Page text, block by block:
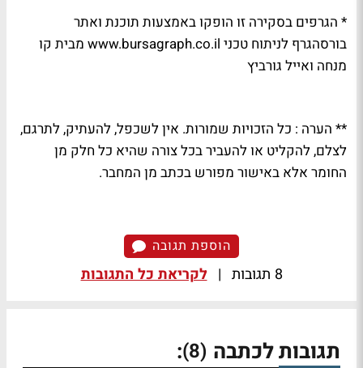
* הגרפים בסקירה זו הופקו באמצעות תוכנת ואתר
בורסהגרף לניתוח טכני www.bursagraph.co.il מבית קו
מנחה ואייל גורביץ
** הערה : כל הזכויות שמורות. אין לשכפל, להעתיק, לתרגם,
לצלם, להקליט או להעביר בכל צורה שהיא כל חלק מן
החומר אלא באישור מפורש בכתב מן המחבר.
הוספת תגובה
8 תגובות | לקריאת כל התגובות
תגובות לכתבה (8)
: